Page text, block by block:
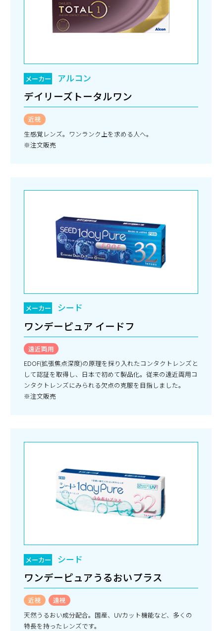
メーカー アルコン
デイリーズトータルワン
近視
生感覚レンズ。ワンランク上を求める人へ。
※注文販売
メーカー シード
ワンデーピュア イードフ
遠近両用
EDOF(拡張焦点深度)の原理を採り入れたコンタクトレンズと
して認証を取得し、日本で初めて製品化。従来の遠近両用コ
ンタクトレンズにみられる欠点の克服を目指しました。
※注文販売
メーカー シード
ワンデーピュアうるおいプラス
近視
遠視
天然うるおい成分配合。国産、UVカット機能など、多くの
特長を持ったレンズです。